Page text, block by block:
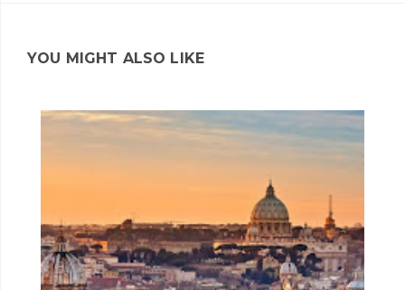
YOU MIGHT ALSO LIKE